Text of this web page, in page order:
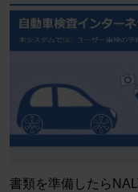
書類を準備したら